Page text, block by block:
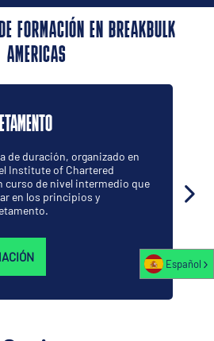
FORMACIÓN EN BREAKBULK
AMERICAS
de duración, organizado en
Institute of Chartered
curso de nivel intermedio que
en los principios y
Español